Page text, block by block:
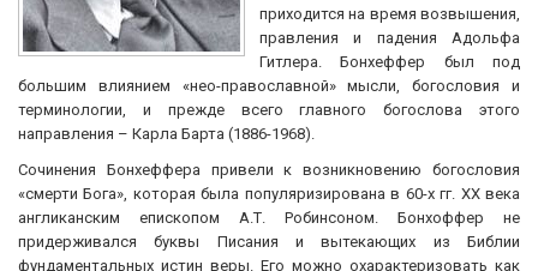
приходится на время возвышения,
правления и падения Адольфа
Гитлера. Бонхеффер был под
большим влиянием «нео-православной» мысли, богословия и
терминологии, и прежде всего главного богослова этого
направления – Карла Барта (1886-1968).
Сочинения Бонхеффера привели к возникновению богословия
«смерти Бога», которая была популяризирована в 60-х гг. XX века
англиканским епископом А.Т. Робинсоном. Бонхоффер не
придерживался буквы Писания и вытекающих из Библии
фундаментальных истин веры. Его можно охарактеризовать как